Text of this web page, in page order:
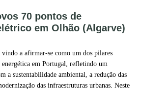
70 pontos de
em Olhão (Algarve)
a afirmar-se como um dos pilares
energética em Portugal, refletindo um
a sustentabilidade ambiental, a redução das
das infraestruturas urbanas. Neste